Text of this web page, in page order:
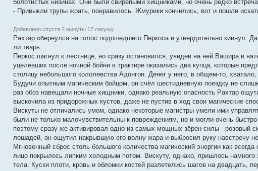
болотистых низинах. Они были свирепыми хищниками, но очень редко
- Привыкли трупы жрать, понравилось. Жмурики кончились, вот и пошли
Добавлено спустя 2 минуты 17 секунд:
Рахтар обернулся на голос подошедшего Перкоса и утвердительно кивнул:
ли тварь.
Перкос шагнул к лестнице, но сразу остановился, увидев на ней Вашира в
уцелевших после ночной бойни в трактире оказались два купца, которые
столицу небольшого кололевства Адонгон. Денег у него, в общем-то,
Будучи опытным магическим бойцом, он счёл шестидневную поездку не
раз обоз навещали ночные хищники, однако реальную опасность Рахтар
выскочила из придорожных кустов, даже не пустив в ход свои магические
Вискуты не отличались умом, однако некоторые магистры умели ими
были не только малочувствительны к повреждениям, но и могли очень
поэтому сразу же активировал одно из самых мощных зёрен силы - розовый
лошадей, он ощутил накрывшую его волну жара и выбросил руку навстречу
Мгновенный сброс столь большого количества магический энергии как
лицо покрылось липким холодным потом. Вискуту, однако, пришлось намного
тела. Куски плоти, кровь и обломки костей разлетелись шагов на двадцать,